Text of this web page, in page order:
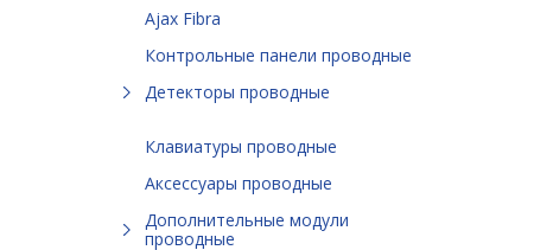
Ajax Fibra
Контрольные панели проводные
Детекторы проводные
Клавиатуры проводные
Аксессуары проводные
Дополнительные модули
проводные